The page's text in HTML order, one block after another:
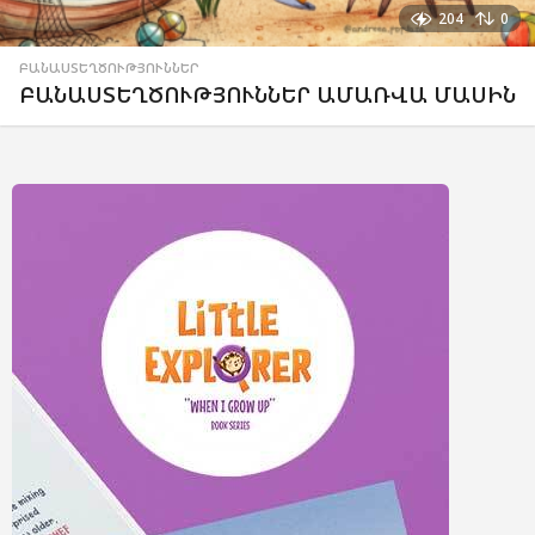
204 0
ԲԱՆԱՍՏԵՂԾՈՒԹՅՈՒՆՆԵՐ
ԲԱՆԱՍՏԵՂԾՈՒԹՅՈՒՆՆԵՐ ԱՄԱՌՎԱ ՄԱՍԻՆ